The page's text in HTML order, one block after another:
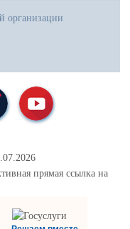
организации
прямая ссылка на